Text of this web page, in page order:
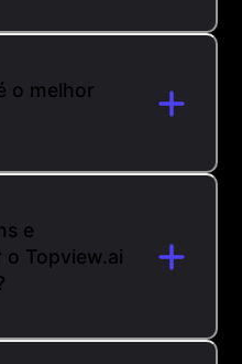
o melhor
e
o Topview.ai